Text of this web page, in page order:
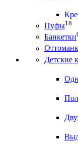
Пуфы18
Банкетки
Детские